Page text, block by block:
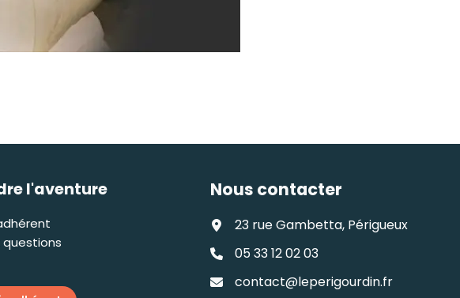
l'aventure
questions
Nous contacter
23 rue Gambetta, Périgueux
05 33 12 02 03
contact@leperigourdin.fr